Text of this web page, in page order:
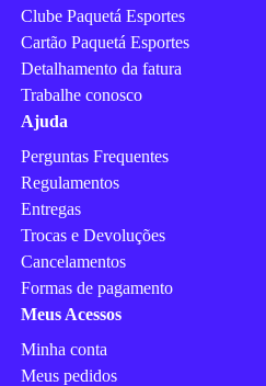
Clube Paquetá Esportes
Cartão Paquetá Esportes
Detalhamento da fatura
Trabalhe conosco
Ajuda
Perguntas Frequentes
Regulamentos
Entregas
Trocas e Devoluções
Cancelamentos
Formas de pagamento
Meus Acessos
Minha conta
Meus pedidos